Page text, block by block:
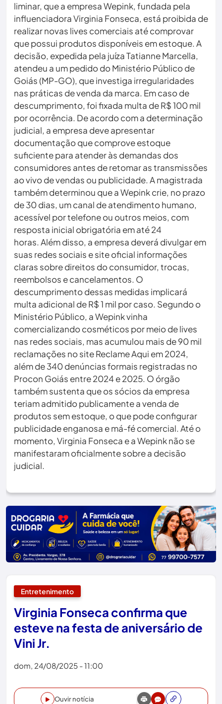
liminar, que a empresa Wepink, fundada pela
influenciadora Virginia Fonseca, está proibida de
realizar novas lives comerciais até comprovar
que possui produtos disponíveis em estoque. A
decisão, expedida pela juíza Tatianne Marcella,
atendeu a um pedido do Ministério Público de
Goiás (MP-GO), que investiga irregularidades
nas práticas de venda da marca. Em caso de
descumprimento, foi fixada multa de R$ 100 mil
por ocorrência. De acordo com a determinação
judicial, a empresa deve apresentar
documentação que comprove estoque
suficiente para atender às demandas dos
consumidores antes de retomar as transmissões
ao vivo de vendas ou publicidade. A magistrada
também determinou que a Wepink crie, no prazo
de 30 dias, um canal de atendimento humano,
acessível por telefone ou outros meios, com
resposta inicial obrigatória em até 24
horas. Além disso, a empresa deverá divulgar em
suas redes sociais e site oficial informações
claras sobre direitos do consumidor, trocas,
reembolsos e cancelamentos. O
descumprimento dessas medidas implicará
multa adicional de R$ 1 mil por caso. Segundo o
Ministério Público, a Wepink vinha
comercializando cosméticos por meio de lives
nas redes sociais, mas acumulou mais de 90 mil
reclamações no site Reclame Aqui em 2024,
além de 340 denúncias formais registradas no
Procon Goiás entre 2024 e 2025. O órgão
também sustenta que os sócios da empresa
teriam admitido publicamente a venda de
produtos sem estoque, o que pode configurar
publicidade enganosa e má-fé comercial. Até o
momento, Virginia Fonseca e a Wepink não se
manifestaram oficialmente sobre a decisão
judicial.
Entretenimento
Virginia Fonseca confirma que
esteve na festa de aniversário de
Vini Jr.
dom, 24/08/2025 - 11:00
Ouvir notícia